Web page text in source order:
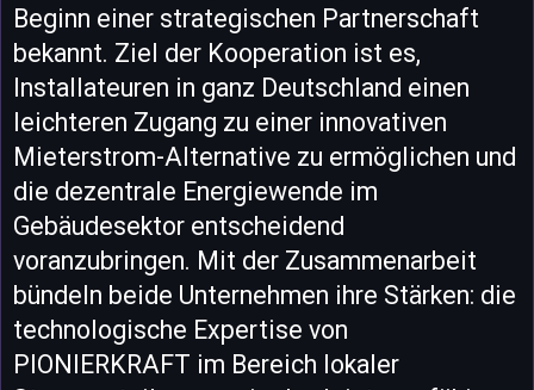
Beginn einer strategischen Partnerschaft
bekannt. Ziel der Kooperation ist es,
Installateuren in ganz Deutschland einen
leichteren Zugang zu einer innovativen
Mieterstrom-Alternative zu ermöglichen und
die dezentrale Energiewende im
Gebäudesektor entscheidend
voranzubringen. Mit der Zusammenarbeit
bündeln beide Unternehmen ihre Stärken: die
technologische Expertise von
PIONIERKRAFT im Bereich lokaler